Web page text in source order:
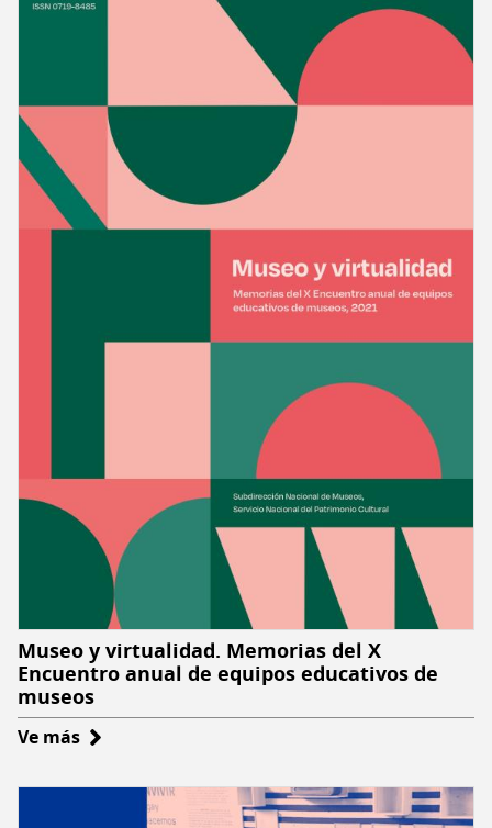
Museo y virtualidad. Memorias del X
Encuentro anual de equipos educativos de
museos
Ve más sobre
y
virtualidad.